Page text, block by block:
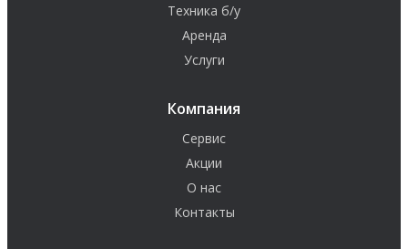
Техника б/у
Аренда
Услуги
Компания
Сервис
Акции
О нас
Контакты